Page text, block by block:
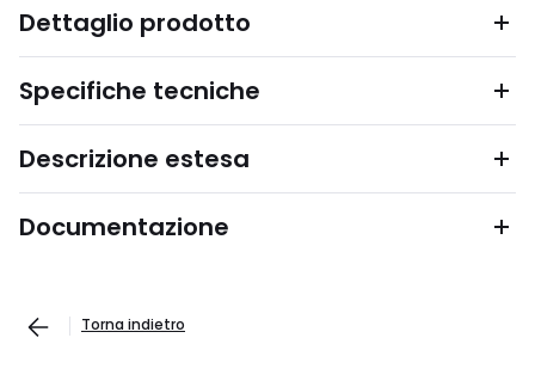
Dettaglio prodotto
Specifiche tecniche
Descrizione estesa
Documentazione
Torna indietro